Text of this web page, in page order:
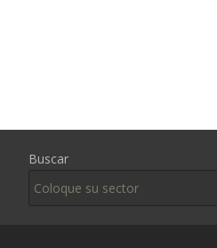
Buscar